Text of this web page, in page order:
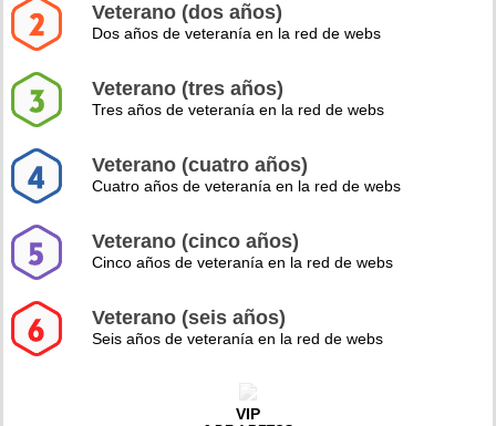
Veterano (dos años)
Dos años de veteranía en la red de webs
Veterano (tres años)
Tres años de veteranía en la red de webs
Veterano (cuatro años)
Cuatro años de veteranía en la red de webs
Veterano (cinco años)
Cinco años de veteranía en la red de webs
Veterano (seis años)
Seis años de veteranía en la red de webs
VIP